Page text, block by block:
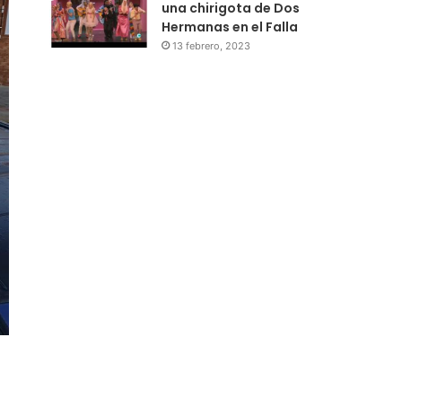
una chirigota de Dos
Hermanas en el Falla
13 febrero, 2023